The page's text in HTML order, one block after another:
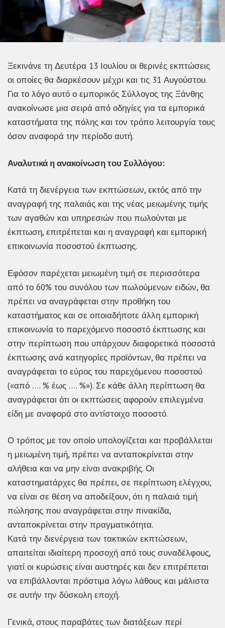
Ξεκινάνε τη Δευτέρα 13 Ιουλίου οι θερινές εκπτώσεις
οι οποίες θα διαρκέσουν μέχρι και τις 31 Αυγούστου.
Για το λόγο αυτό ο εμπορικός Σύλλογος της Ξάνθης
ανακοίνωσε μια σειρά από οδηγίες για τα εμπορικά
καταστήματα της πόλης και τον τρόπο λειτουργία τους
όσον αναφορά την περίοδο αυτή.
Αναλυτικά η ανακοίνωση του Συλλόγου:
Κατά τη διενέργεια των εκπτώσεων, εκτός από την
αναγραφή της παλαιάς και της νέας μειωμένης τιμής
των αγαθών και υπηρεσιών που πωλούνται με
έκπτωση, επιτρέπεται και η αναγραφή και εμπορική
επικοινωνία ποσοστού έκπτωσης.
Εφόσον παρέχεται μειωμένη τιμή σε περισσότερα
από το 60% του συνόλου των πωλούμενων ειδών, θα
πρέπει να αναγράφεται στην προθήκη του
καταστήματος και σε οποιαδήποτε άλλη εμπορική
επικοινωνία το παρεχόμενο ποσοστό έκπτωσης και
στην περίπτωση που υπάρχουν διαφορετικά ποσοστά
έκπτωσης ανά κατηγορίες προϊόντων, θα πρέπει να
αναγράφεται το εύρος του παρεχόμενου ποσοστού
(«από …. % έως …. %»). Σε κάθε άλλη περίπτωση θα
αναγράφεται ότι οι εκπτώσεις αφορούν επιλεγμένα
είδη με αναφορά στο αντίστοιχο ποσοστό.
Ο τρόπος με τον οποίο υπολογίζεται και προβάλλεται
η μειωμένη τιμή, πρέπει να ανταποκρίνεται στην
αλήθεια και να μην είναι ανακριβής. Οι
καταστηματάρχες θα πρέπει, σε περίπτωση ελέγχου,
να είναι σε θέση να αποδείξουν, ότι η παλαιά τιμή
πώλησης που αναγράφεται στην πινακίδα,
ανταποκρίνεται στην πραγματικότητα.
Κατά την διενέργεια των τακτικών εκπτώσεων,
απαιτείται ιδιαίτερη προσοχή από τους συναδέλφους,
γιατί οι κυρώσεις είναι αυστηρές και δεν επιτρέπεται
να επιβάλλονται πρόστιμα λόγω λάθους και μάλιστα
σε αυτήν την δύσκολη εποχή.
Γενικά, στους παραβάτες των διατάξεων περί